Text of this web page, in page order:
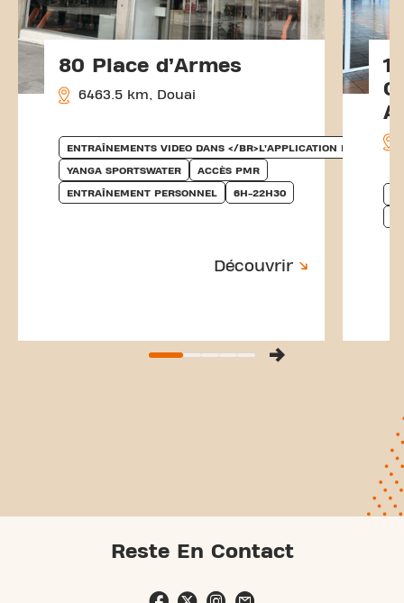
80 Place d’Armes
6463.5 km, Douai
ENTRAÎNEMENTS VIDEO DANS </BR>L’APPLICATION MOBILE
YANGA SPORTSWATER ACCÈS PMR
ENTRAÎNEMENT PERSONNEL 6H-22H30
Découvrir
Reste En Contact